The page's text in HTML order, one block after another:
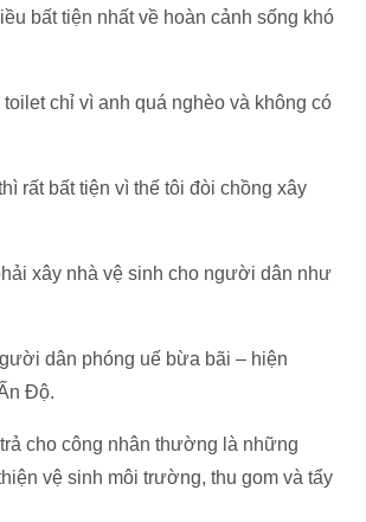
bất tiện nhất về hoàn cảnh sống khó
chỉ vì anh quá nghèo và không có
rất bất tiện vì thế tôi đòi chồng xây
xây nhà vệ sinh cho người dân như
dân phóng uế bừa bãi – hiện
Độ.
cho công nhân thường là những
vệ sinh môi trường, thu gom và tẩy